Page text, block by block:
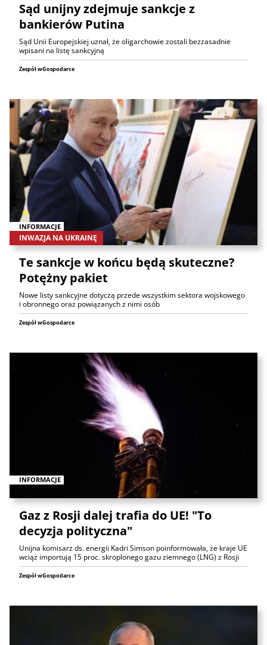
Sąd unijny zdejmuje sankcje z
bankierów Putina
Sąd Unii Europejskiej uznał, że oligarchowie zostali bezzasadnie
wpisani na listę sankcyjną
Zespół wGospodarce
INFORMACJE
INWAZJA NA UKRAINĘ
Te sankcje w końcu będą skuteczne?
Potężny pakiet
Nowe listy sankcyjne dotyczą przede wszystkim sektora wojskowego
i obronnego oraz powiązanych z nimi osób
Zespół wGospodarce
INFORMACJE
Gaz z Rosji dalej trafia do UE! "To
decyzja polityczna"
Unijna komisarz ds. energii Kadri Simson poinformowała, że kraje UE
wciąż importują 15 proc. skroplonego gazu ziemnego (LNG) z Rosji
Zespół wGospodarce